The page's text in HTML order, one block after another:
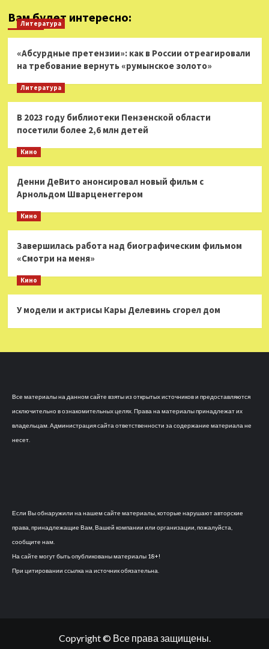
Вам будет интересно:
Литература
«Абсурдные претензии»: как в России отреагировали
на требование вернуть «румынское золото»
Литература
В 2023 году библиотеки Пензенской области
посетили более 2,6 млн детей
Кино
Денни ДеВито анонсировал новый фильм с
Арнольдом Шварценеггером
Кино
Завершилась работа над биографическим фильмом
«Смотри на меня»
Кино
У модели и актрисы Кары Делевинь сгорел дом
Все материалы на данном сайте взяты из открытых источников и предоставляются
исключительно в ознакомительных целях. Права на материалы принадлежат их
владельцам. Администрация сайта ответственности за содержание материала не
несет.
Если Вы обнаружили на нашем сайте материалы, которые нарушают авторские
права, принадлежащие Вам, Вашей компании или организации, пожалуйста,
сообщите нам.
На сайте могут быть опубликованы материалы 18+!
При цитировании ссылка на источник обязательна.
Copyright © Все права защищены.